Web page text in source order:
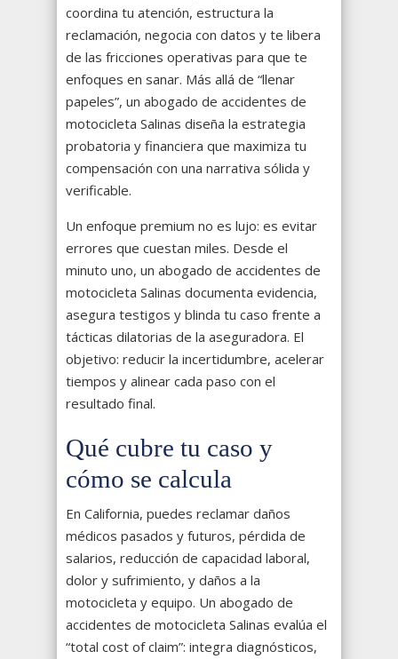
coordina tu atención, estructura la
reclamación, negocia con datos y te libera
de las fricciones operativas para que te
enfoques en sanar. Más allá de “llenar
papeles”, un abogado de accidentes de
motocicleta Salinas diseña la estrategia
probatoria y financiera que maximiza tu
compensación con una narrativa sólida y
verificable.
Un enfoque premium no es lujo: es evitar
errores que cuestan miles. Desde el
minuto uno, un abogado de accidentes de
motocicleta Salinas documenta evidencia,
asegura testigos y blinda tu caso frente a
tácticas dilatorias de la aseguradora. El
objetivo: reducir la incertidumbre, acelerar
tiempos y alinear cada paso con el
resultado final.
Qué cubre tu caso y
cómo se calcula
En California, puedes reclamar daños
médicos pasados y futuros, pérdida de
salarios, reducción de capacidad laboral,
dolor y sufrimiento, y daños a la
motocicleta y equipo. Un abogado de
accidentes de motocicleta Salinas evalúa el
“total cost of claim”: integra diagnósticos,